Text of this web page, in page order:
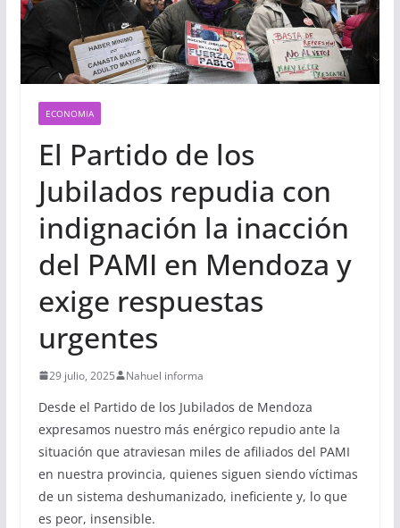
ECONOMIA
El Partido de los
Jubilados repudia con
indignación la inacción
del PAMI en Mendoza y
exige respuestas
urgentes
29 julio, 2025 Nahuel informa
Desde el Partido de los Jubilados de Mendoza
expresamos nuestro más enérgico repudio ante la
situación que atraviesan miles de afiliados del PAMI
en nuestra provincia, quienes siguen siendo víctimas
de un sistema deshumanizado, ineficiente y, lo que
es peor, insensible.